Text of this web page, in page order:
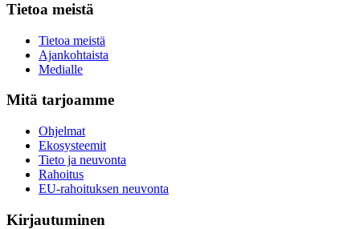
Tietoa meistä
Tietoa meistä
Ajankohtaista
Medialle
Mitä tarjoamme
Ohjelmat
Ekosysteemit
Tieto ja neuvonta
Rahoitus
EU-rahoituksen neuvonta
Kirjautuminen